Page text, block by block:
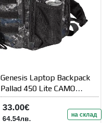
Genesis Laptop Backpack
Pallad 450 Lite CAMO
Military
33.00€
64.54лв. на склад